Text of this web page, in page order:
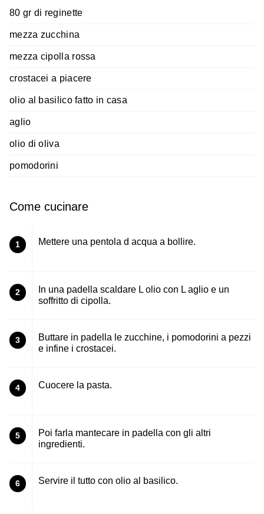
80 gr di reginette
mezza zucchina
mezza cipolla rossa
crostacei a piacere
olio al basilico fatto in casa
aglio
olio di oliva
pomodorini
Come cucinare
1 Mettere una pentola d acqua a bollire.
2
In una padella scaldare L olio con L aglio e un
soffritto di cipolla.
3
Buttare in padella le zucchine, i pomodorini a pezzi
e infine i crostacei.
4 Cuocere la pasta.
5
Poi farla mantecare in padella con gli altri
ingredienti.
6 Servire il tutto con olio al basilico.